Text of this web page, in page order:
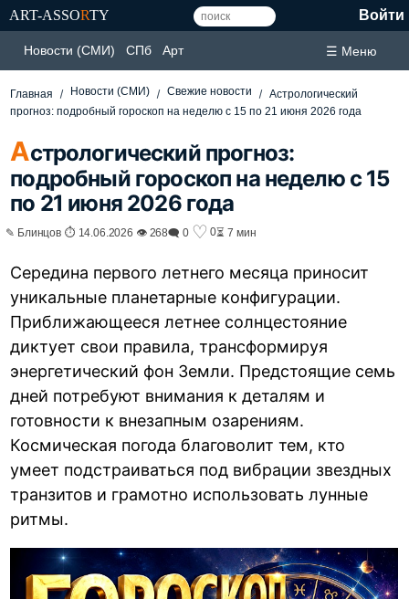
ART-ASSORTY Войти
Новости (СМИ) СПб Арт ☰ Меню
Главная Новости (СМИ) Свежие новости
Астрологический
прогноз: подробный гороскоп на неделю с 15 по 21 июня 2026 года
Астрологический прогноз:
подробный гороскоп на неделю с 15
по 21 июня 2026 года
✎ Блинцов ⏱ 14.06.2026 👁 268🗨 0 ♡ 0⏳ 7 мин
Середина первого летнего месяца приносит
уникальные планетарные конфигурации.
Приближающееся летнее солнцестояние
диктует свои правила, трансформируя
энергетический фон Земли. Предстоящие семь
дней потребуют внимания к деталям и
готовности к внезапным озарениям.
Космическая погода благоволит тем, кто
умеет подстраиваться под вибрации звездных
транзитов и грамотно использовать лунные
ритмы.